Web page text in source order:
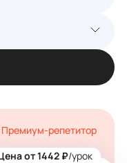
от 1442 ₽/урок
Премиум-репетитор